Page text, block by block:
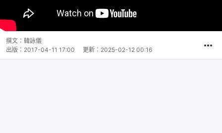
撰文： 韓詠儀
出版： 2017-04-11 17:00 更新： 2025-02-12 00:16